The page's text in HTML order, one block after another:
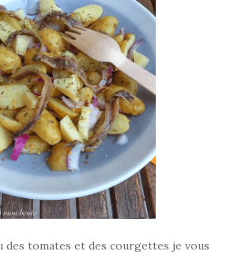
des tomates et des courgettes je vous